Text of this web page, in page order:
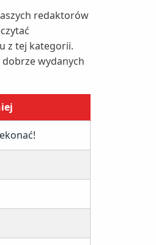
redaktorów
z tej kategorii.
wydanych